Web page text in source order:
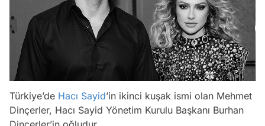
Türkiye’de Hacı Sayid’in ikinci kuşak ismi olan Mehmet
Dinçerler, Hacı Sayid Yönetim Kurulu Başkanı Burhan